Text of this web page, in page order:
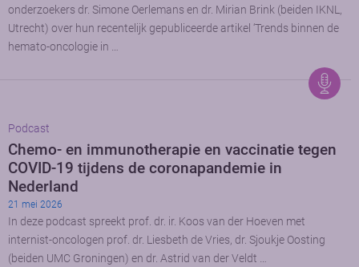
onderzoekers dr. Simone Oerlemans en dr. Mirian Brink (beiden IKNL,
Utrecht) over hun recentelijk gepubliceerde artikel ‘Trends binnen de
hemato-oncologie in …
Podcast
Chemo- en immunotherapie en vaccinatie tegen
COVID-19 tijdens de coronapandemie in
Nederland
21 mei 2026
In deze podcast spreekt prof. dr. ir. Koos van der Hoeven met
internist-oncologen prof. dr. Liesbeth de Vries, dr. Sjoukje Oosting
(beiden UMC Groningen) en dr. Astrid van der Veldt …